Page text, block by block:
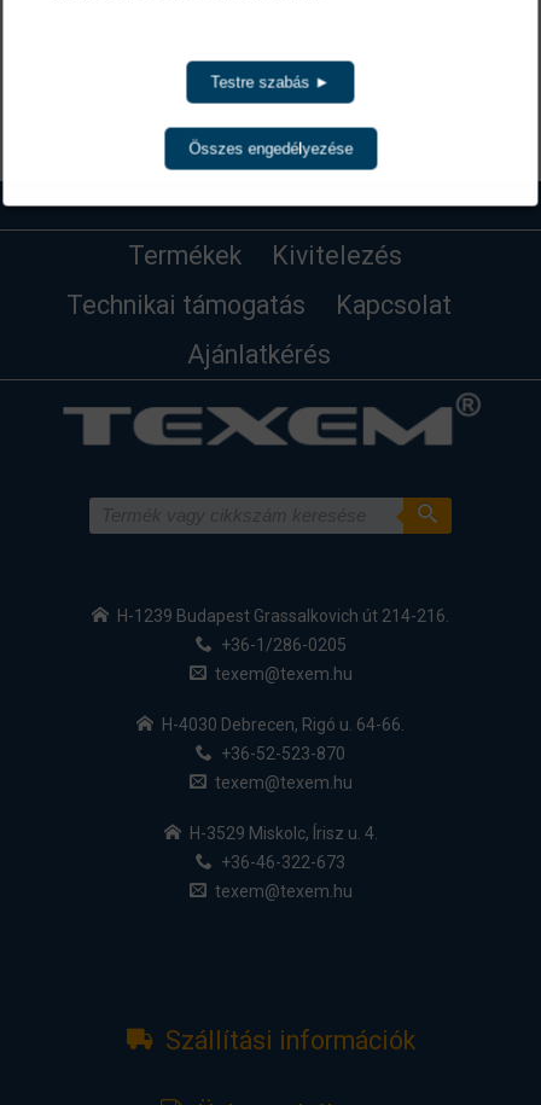
Vissza
Termékek
Kivitelezés
Technikai támogatás
Kapcsolat
Ajánlatkérés
H-1239 Budapest Grassalkovich út 214-216.
+36-1/286-0205
texem@texem.hu
H-4030 Debrecen, Rigó u. 64-66.
+36-52-523-870
texem@texem.hu
H-3529 Miskolc, Írisz u. 4.
+36-46-322-673
texem@texem.hu
Szállítási információk
Testre szabás ►
Összes engedélyezése